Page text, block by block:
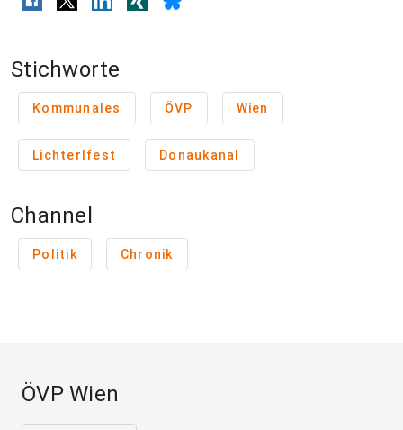
Stichworte
Kommunales ÖVP Wien
Lichterlfest Donaukanal
Channel
Politik Chronik
ÖVP Wien